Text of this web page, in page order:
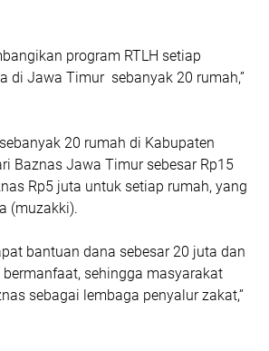
program RTLH setiap
di Jawa Timur sebanyak 20 rumah,”
20 rumah di Kabupaten
Baznas Jawa Timur sebesar Rp15
Rp5 juta untuk setiap rumah, yang
(muzakki).
bantuan dana sebesar 20 juta dan
sehingga masyarakat
sebagai lembaga penyalur zakat,”